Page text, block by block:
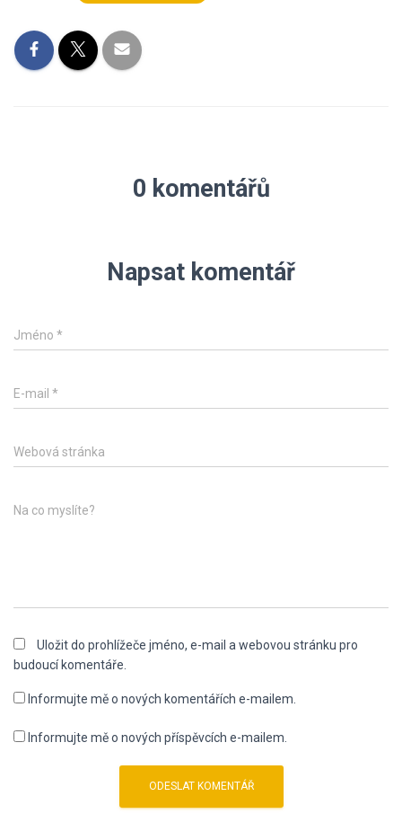
0 komentářů
Napsat komentář
Jméno *
E-mail *
Webová stránka
Na co myslíte?
Uložit do prohlížeče jméno, e-mail a webovou stránku pro
budoucí komentáře.
Informujte mě o nových komentářích e-mailem.
Informujte mě o nových příspěvcích e-mailem.